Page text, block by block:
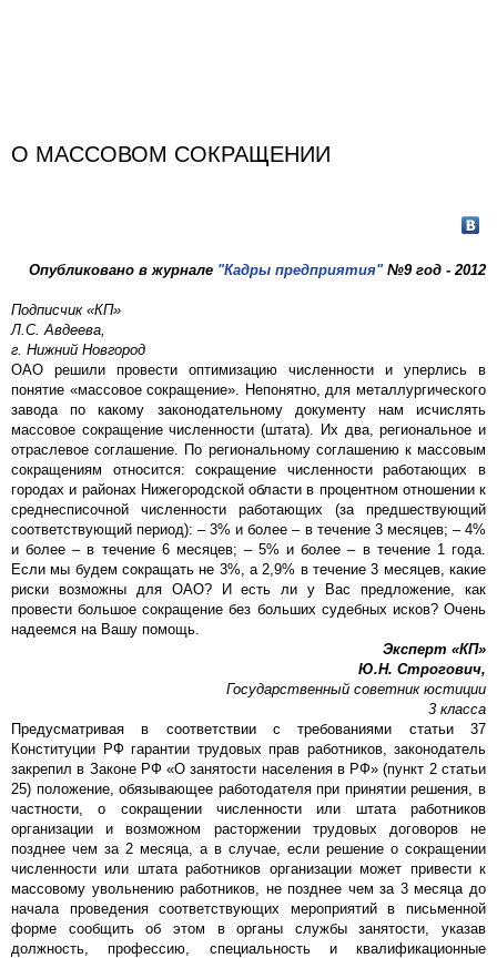
О МАССОВОМ СОКРАЩЕНИИ
Опубликовано в журнале "Кадры предприятия"№9 год - 2012
Подписчик «КП»
Л.С. Авдеева,
г. Нижний Новгород
ОАО решили провести оптимизацию численности и уперлись в
понятие «массовое сокращение». Непонятно, для металлургического
завода по какому законодательному документу нам исчислять
массовое сокращение численности (штата). Их два, региональное и
отраслевое соглашение. По региональному соглашению к массовым
сокращениям относится: сокращение численности работающих в
городах и районах Нижегородской области в процентном отношении к
среднесписочной численности работающих (за предшествующий
соответствующий период): – 3% и более – в течение 3 месяцев; – 4%
и более – в течение 6 месяцев; – 5% и более – в течение 1 года.
Если мы будем сокращать не 3%, а 2,9% в течение 3 месяцев, какие
риски возможны для ОАО? И есть ли у Вас предложение, как
провести большое сокращение без больших судебных исков? Очень
надеемся на Вашу помощь.
Эксперт «КП»
Ю.Н. Строгович,
Государственный советник юстиции
3 класса
Предусматривая в соответствии с требованиями статьи 37
Конституции РФ гарантии трудовых прав работников, законодатель
закрепил в Законе РФ «О занятости населения в РФ» (пункт 2 статьи
25) положение, обязывающее работодателя при принятии решения, в
частности, о сокращении численности или штата работников
организации и возможном расторжении трудовых договоров не
позднее чем за 2 месяца, а в случае, если решение о сокращении
численности или штата работников организации может привести к
массовому увольнению работников, не позднее чем за 3 месяца до
начала проведения соответствующих мероприятий в письменной
форме сообщить об этом в органы службы занятости, указав
должность, профессию, специальность и квалификационные